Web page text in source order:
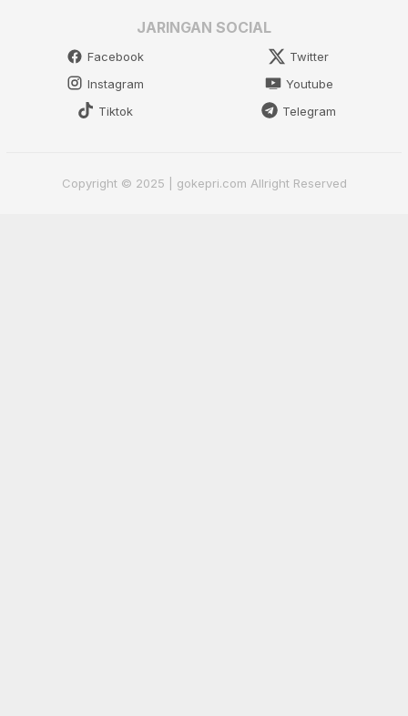
JARINGAN SOCIAL
Facebook
Twitter
Instagram
Youtube
Tiktok
Telegram
Copyright © 2025 | gokepri.com Allright Reserved